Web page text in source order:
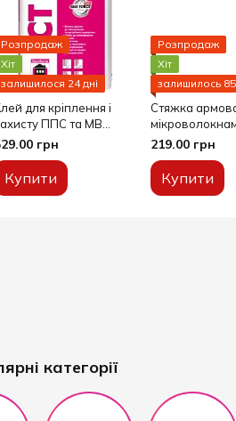
Розпродаж
Хіт
залишилося 24 дні
для кріплення і
ППС та МВ
CT 85 Flex (25 кг)
грн
Купити
Розпродаж
Хіт
залишилось 85
Стяжка
Ceresit(25 кг)
219.00 грн
Купити
категорії